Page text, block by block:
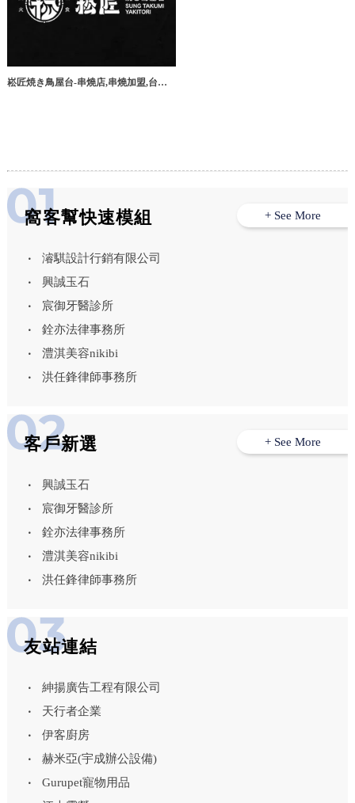
崧匠焼き鳥屋台-串燒店,串燒加盟,台北
窩客幫快速模組
濬騏設計行銷有限公司
興誠玉石
宸御牙醫診所
銓亦法律事務所
澧淇美容nikibi
洪任鋒律師事務所
+ See More
客戶新選
興誠玉石
宸御牙醫診所
銓亦法律事務所
澧淇美容nikibi
洪任鋒律師事務所
+ See More
友站連結
紳揚廣告工程有限公司
天行者企業
伊客廚房
赫米亞(宇成辦公設備)
Gurupet寵物用品